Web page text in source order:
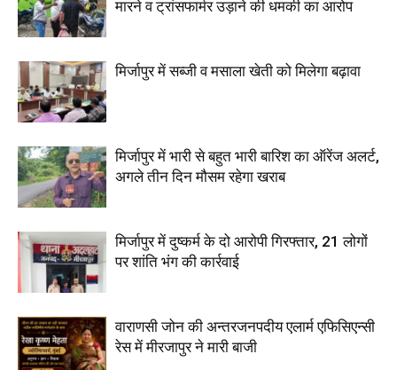
मारने व ट्रांसफार्मर उड़ाने की धमकी का आरोप
मिर्जापुर में सब्जी व मसाला खेती को मिलेगा बढ़ावा
मिर्जापुर में भारी से बहुत भारी बारिश का ऑरेंज अलर्ट,
अगले तीन दिन मौसम रहेगा खराब
मिर्जापुर में दुष्कर्म के दो आरोपी गिरफ्तार, 21 लोगों
पर शांति भंग की कार्रवाई
वाराणसी जोन की अन्तरजनपदीय एलार्म एफिसिएन्सी
रेस में मीरजापुर ने मारी बाजी